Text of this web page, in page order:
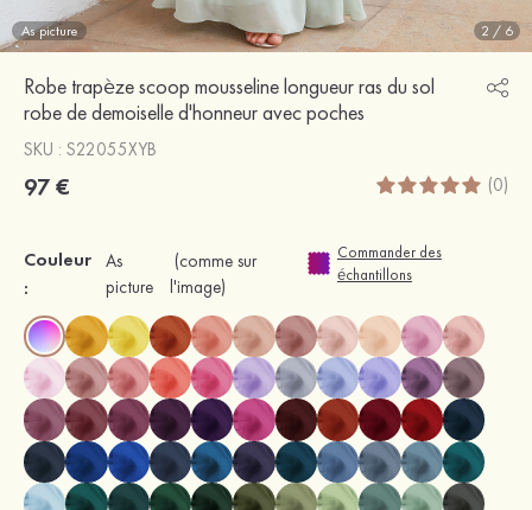
As picture 2 / 6
Robe trapèze scoop mousseline longueur ras du sol
robe de demoiselle d'honneur avec poches
SKU : S22055XYB
97 € (0)
Couleur
:
As
picture
(comme sur
l'image)
Commander des
échantillons